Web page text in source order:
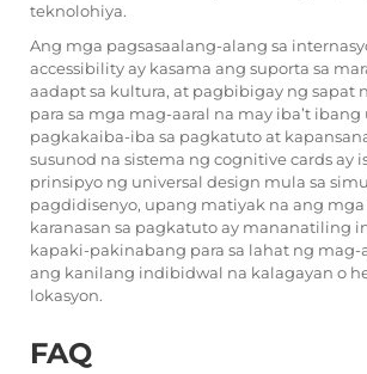
teknolohiya.
Ang mga pagsasaalang-alang sa
accessibility ay kasama ang suporta sa
aadapt sa kultura, at pagbibigay ng sapat
para sa mga mag-aaral na may iba’t ibang
pagkakaiba-iba sa pagkatuto at
susunod na sistema ng cognitive cards ay
prinsipyo ng universal design mula sa
pagdidisenyo, upang matiyak na ang
karanasan sa pagkatuto ay mananatiling
kapaki-pakinabang para sa lahat ng mag-
ang kanilang indibidwal na kalagayan o
lokasyon.
FAQ